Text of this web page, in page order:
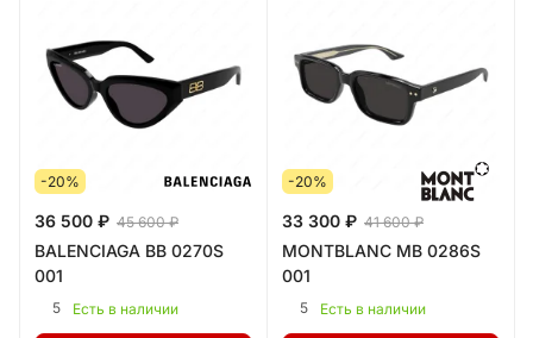
-20%
36 500 ₽ 45 600 ₽
BALENCIAGA BB 0270S
001
5 Есть в наличии
-20%
33 300 ₽ 41 600 ₽
MONTBLANC MB 0286S
001
5 Есть в наличии